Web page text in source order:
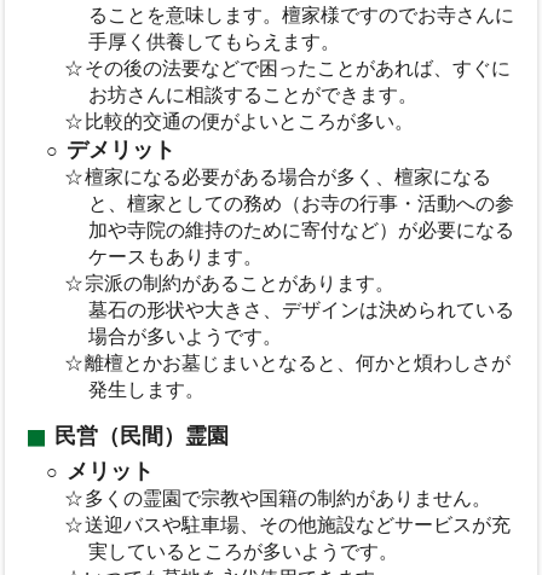
ることを意味します。檀家様ですのでお寺さんに
手厚く供養してもらえます。
その後の法要などで困ったことがあれば、すぐに
お坊さんに相談することができます。
比較的交通の便がよいところが多い。
デメリット
檀家になる必要がある場合が多く、檀家になる
と、檀家としての務め（お寺の行事・活動への参
加や寺院の維持のために寄付など）が必要になる
ケースもあります。
宗派の制約があることがあります。
墓石の形状や大きさ、デザインは決められている
場合が多いようです。
離檀とかお墓じまいとなると、何かと煩わしさが
発生します。
民営（民間）霊園
メリット
多くの霊園で宗教や国籍の制約がありません。
送迎バスや駐車場、その他施設などサービスが充
実しているところが多いようです。